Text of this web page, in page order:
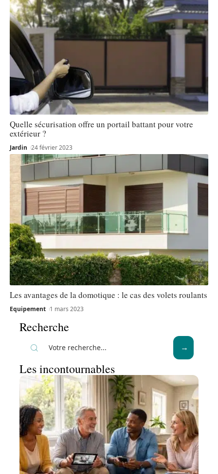
Quelle sécurisation offre un portail battant pour votre
extérieur ?
Jardin 24 février 2023
Les avantages de la domotique : le cas des volets roulants
Equipement 1 mars 2023
Recherche
Les incontournables